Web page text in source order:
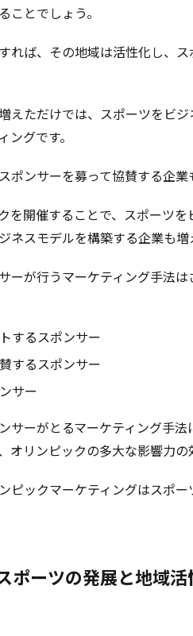
ことでしょう。
れば、その地域は活性化し、
えただけでは、スポーツをビ
グです。
ポンサーを募って協賛する企業
を開催することで、スポーツ
ネスモデルを構築する企業も増
ーが行うマーケティング手法
するスポンサー
するスポンサー
サー
サーがとるマーケティング手
オリンピックの多大な影響力の
ピックマーケティングはスポ
ポーツの発展と地域